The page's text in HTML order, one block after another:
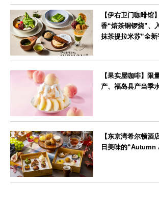
【伊右卫门咖啡馆
香“焙茶铜锣烧”、
抹茶提拉米苏”全新
【果实屋咖啡】限
产、福岛县产当季
【东京湾希尔顿酒
日美味的“Autumn